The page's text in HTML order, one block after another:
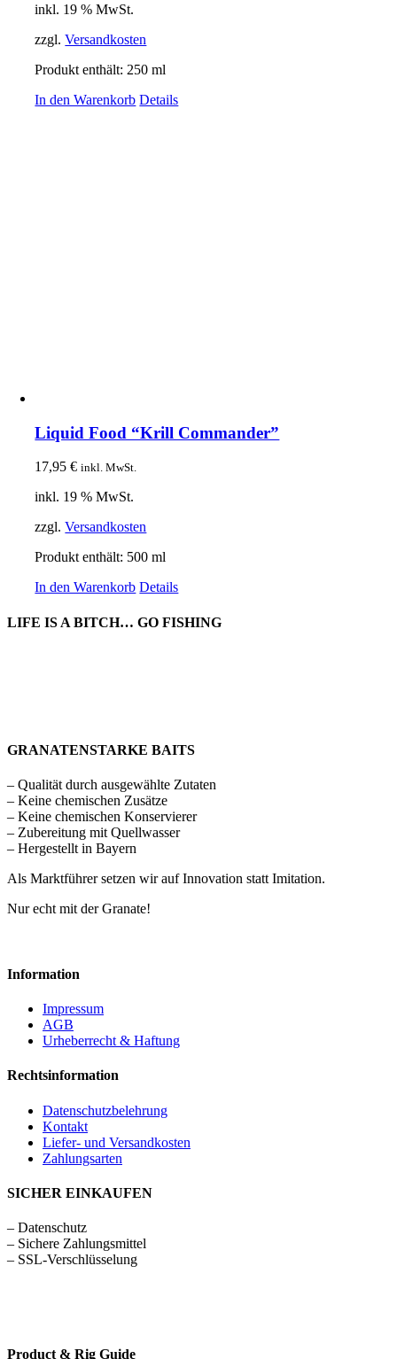
inkl. 19 % MwSt.
zzgl.Versandkosten
Produkt enthält: 250ml
In den Warenkorb Details
Liquid Food “Krill Commander”
17,95€ inkl. MwSt.
inkl. 19 % MwSt.
zzgl.Versandkosten
Produkt enthält: 500ml
In den Warenkorb Details
LIFE IS A BITCH… GO FISHING
GRANATENSTARKE BAITS
– Qualität durch ausgewählte Zutaten
– Keine chemischen Zusätze
– Keine chemischen Konservierer
– Zubereitung mit Quellwasser
– Hergestellt in Bayern
Als Marktführer setzen wir auf Innovation statt Imitation.
Nur echt mit der Granate!
Information
Impressum
AGB
Urheberrecht & Haftung
Rechtsinformation
Datenschutzbelehrung
Kontakt
Liefer- und Versandkosten
Zahlungsarten
SICHER EINKAUFEN
– Datenschutz
– Sichere Zahlungsmittel
– SSL-Verschlüsselung
Product & Rig Guide